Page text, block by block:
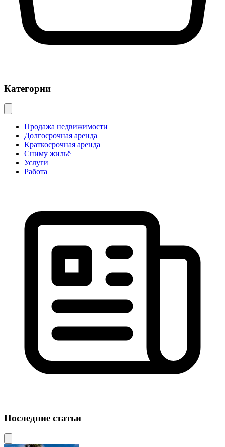
Категории
Продажа недвижимости
Долгосрочная аренда
Краткосрочная аренда
Сниму жильё
Услуги
Работа
Последние статьи